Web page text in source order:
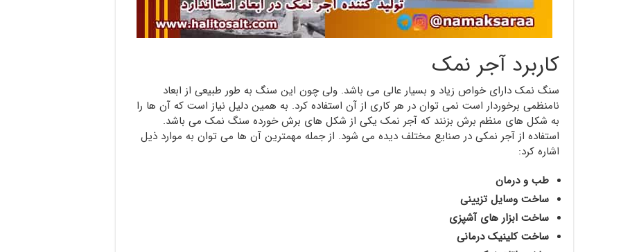
کاربرد آجر نمک
سنگ نمک دارای خواص زیاد و بسیار عالی می باشد. ولی چون این سنگ به طور طبیعی از ابعاد
نامنظمی برخوردار است نمی توان در هر کاری از آن استفاده کرد. به همین دلیل نیاز است که آن ها را
به شکل های منظم برش بزنند که آجر نمک یکی از شکل های برش خورده سنگ نمک می باشد.
استفاده از آجر نمکی در صنایع مختلف دیده می شود. از جمله مهمترین آن ها می توان به موارد ذیل
اشاره کرد:
طب و درمان
ساخت وسایل تزیینی
ساخت ابزار های آشپزی
ساخت کلینیک درمانی